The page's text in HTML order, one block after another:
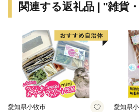
関連する返礼品 | "雑貨
愛知県小牧市 愛知県